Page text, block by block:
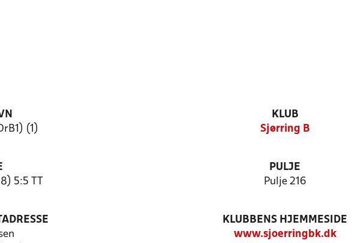
(1)
KLUB
Sjørring B
5:5 TT
PULJE
Pulje 216
KLUBBENS HJEMMESIDE
www.sjoerringbk.dk